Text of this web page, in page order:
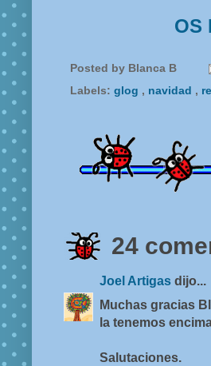
OS
Posted by Blanca B
Labels: glog , navidad ,
24
Joel Artigas dijo...
Muchas gracias
la tenemos
Salutaciones.